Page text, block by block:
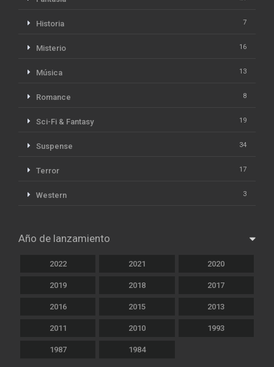
Historia 7
Misterio 16
Música 13
Romance 8
Sci-Fi & Fantasy 19
Suspense 34
Terror 17
Western 3
Año de lanzamiento
2022 2021 2020
2019 2018 2017
2016 2015 2013
2011 2010 1993
1987 1984